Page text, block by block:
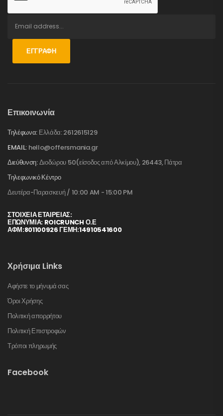
ΕΓΓΡΑΦΉ
Επικοινωνία
Τηλέφωνα: Ελλάδα: 2612615129
EMAIL: hello@offersmania.gr
Διεύθυνση:Διοδώρου 50(είσοδος από Αλκίμου), 26443, Πάτρα
Τηλεφωνικό Κέντρο
Δευτέρα-Παρασκευή / 10:00 AM - 15:00 PM
ΣΤΟΙΧΕΊΑ ΕΤΑΙΡΕΊΑΣ:
ΕΠΩΝΥΜΙΑ: ROICRUNCH Ο.Ε
ΑΦΜ:801100926 ΓΕΜΗ:14910541600
Χρήσιμα Links
Αφήστε το μήνυμά σας
Όροι Χρήσης
Πολιτική απορρήτου
Πολιτική Επιστροφών
Τρόποι πληρωμής
Facebook